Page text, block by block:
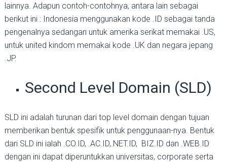
lainnya. Adapun contoh-contohnya, antara lain sebagai
berikut ini : Indonesia menggunakan kode .ID sebagai tanda
pengenalnya sedangan untuk amerika serikat memakai .US,
untuk united kindom memakai kode .UK dan negara jepang
.JP.
Second Level Domain (SLD)
SLD ini adalah turunan dari top level domain dengan tujuan
memberikan bentuk spesifik untuk penggunaan-nya. Bentuk
dari SLD ini ialah .CO.ID, .AC.ID,.NET.ID, BIZ.ID dan .WEB.ID
dengan ini dapat diperuntukkan universitas, corporate serta